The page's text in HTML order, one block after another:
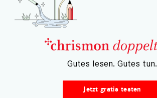
HÄUFIG GELESEN
– Gutes lesen. Gutes tun.
Jetzt gratis testen